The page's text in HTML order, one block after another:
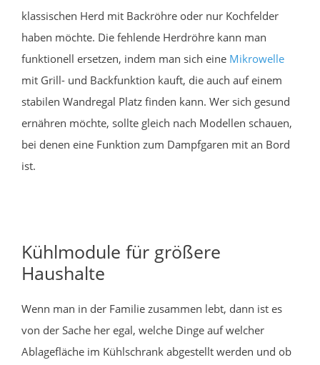
klassischen Herd mit Backröhre oder nur Kochfelder
haben möchte. Die fehlende Herdröhre kann man
funktionell ersetzen, indem man sich eine Mikrowelle
mit Grill- und Backfunktion kauft, die auch auf einem
stabilen Wandregal Platz finden kann. Wer sich gesund
ernähren möchte, sollte gleich nach Modellen schauen,
bei denen eine Funktion zum Dampfgaren mit an Bord
ist.
Kühlmodule für größere
Haushalte
Wenn man in der Familie zusammen lebt, dann ist es
von der Sache her egal, welche Dinge auf welcher
Ablagefläche im Kühlschrank abgestellt werden und ob